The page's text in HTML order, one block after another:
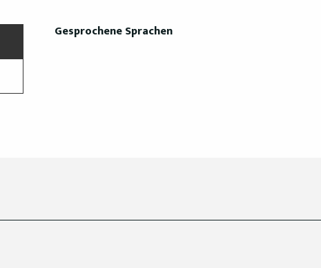
Gesprochene Sprachen
Gesprochene Sprachen